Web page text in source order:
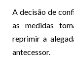
A decisão de
as medidas
reprimir a
antecessor.